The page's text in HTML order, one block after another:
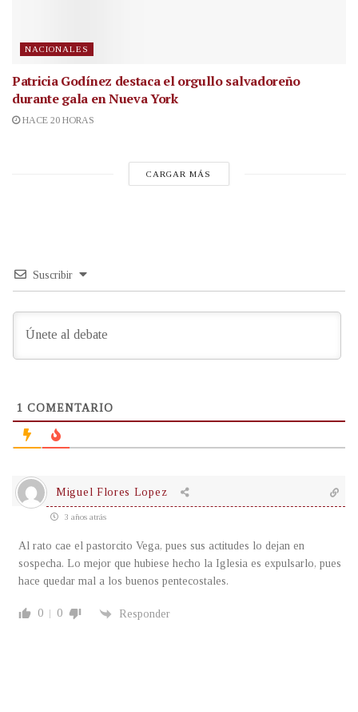
NACIONALES
Patricia Godínez destaca el orgullo salvadoreño
durante gala en Nueva York
HACE 20 HORAS
CARGAR MÁS
Suscribir
1 COMENTARIO
Miguel Flores Lopez
3 años atrás
Al rato cae el pastorcito Vega, pues sus actitudes lo dejan en
sospecha. Lo mejor que hubiese hecho la Iglesia es expulsarlo, pues
hace quedar mal a los buenos pentecostales.
0 0 Responder